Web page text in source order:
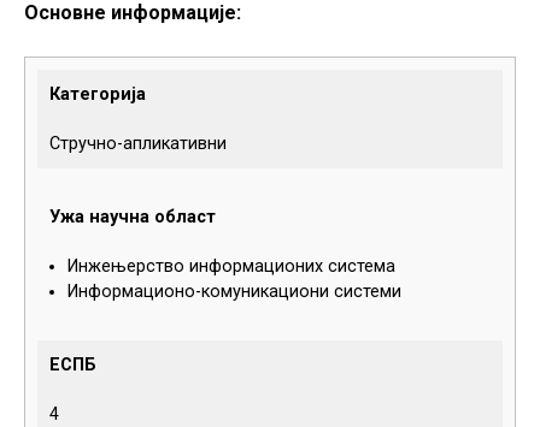
Основне информације:
Категорија
Стручно-апликативни
Ужа научна област
Инжењерство информационих система
Информационо-комуникациони системи
ЕСПБ
4